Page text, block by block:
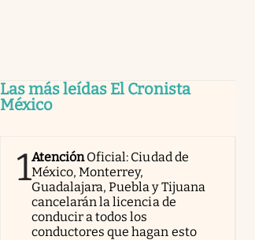
Las más leídas El Cronista
México
1AtenciónOficial: Ciudad de
México, Monterrey,
Guadalajara, Puebla y Tijuana
cancelarán la licencia de
conducir a todos los
conductores que hagan esto